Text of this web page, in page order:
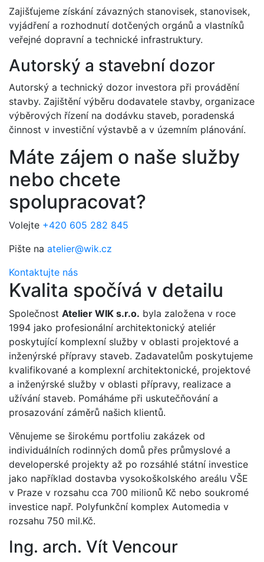
Zajišťujeme získání závazných stanovisek, stanovisek,
vyjádření a rozhodnutí dotčených orgánů a vlastníků
veřejné dopravní a technické infrastruktury.
Autorský a stavební dozor
Autorský a technický dozor investora při provádění
stavby. Zajištění výběru dodavatele stavby, organizace
výběrových řízení na dodávku staveb, poradenská
činnost v investiční výstavbě a v územním plánování.
Máte zájem o naše služby
nebo chcete
spolupracovat?
Volejte +420 605 282 845
Pište na atelier@wik.cz
Kontaktujte nás
Kvalita spočívá v detailu
Společnost Atelier WIK s.r.o. byla založena v roce
1994 jako profesionální architektonický ateliér
poskytující komplexní služby v oblasti projektové a
inženýrské přípravy staveb. Zadavatelům poskytujeme
kvalifikované a komplexní architektonické, projektové
a inženýrské služby v oblasti přípravy, realizace a
užívání staveb. Pomáháme při uskutečňování a
prosazování záměrů našich klientů.
Věnujeme se širokému portfoliu zakázek od
individuálních rodinných domů přes průmyslové a
developerské projekty až po rozsáhlé státní investice
jako například dostavba vysokoškolského areálu VŠE
v Praze v rozsahu cca 700 milionů Kč nebo soukromé
investice např. Polyfunkční komplex Automedia v
rozsahu 750 mil.Kč.
Ing. arch. Vít Vencour